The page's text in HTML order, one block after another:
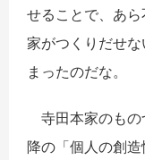
せることで、あ
家がつくりだせ
まったのだな。
寺田本家のもの
降の「個人の創